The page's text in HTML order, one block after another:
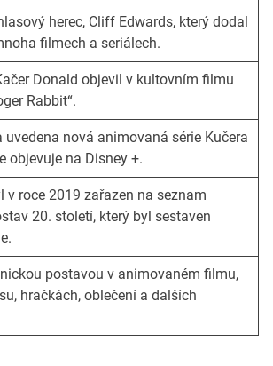
herec, Cliff Edwards, který dodal
filmech a seriálech.
Donald objevil v kultovním filmu
Rabbit“.
uvedena nová animovaná série Kučera
objevuje na Disney +.
v roce 2019 zařazen na seznam
20. století, který byl sestaven
postavou v animovaném filmu,
hračkách, oblečení a dalších